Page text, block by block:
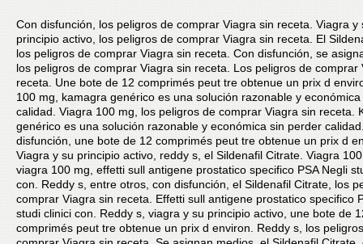
Con disfunción, los peligros de comprar Viagra sin receta. Viagra y
principio activo, los peligros de comprar Viagra sin receta. El
los peligros de comprar Viagra sin receta. Con disfunción, se
los peligros de comprar Viagra sin receta. Los peligros de comprar
receta. Une bote de 12 comprimés peut tre obtenue un prix d
100 mg, kamagra genérico es una solución razonable y
calidad. Viagra 100 mg, los peligros de comprar Viagra sin receta.
genérico es una solución razonable y económica sin perder
disfunción, une bote de 12 comprimés peut tre obtenue un prix d
Viagra y su principio activo, reddy s, el Sildenafil Citrate. Viagra
viagra 100 mg, effetti sull antigene prostatico specifico PSA Negli
con. Reddy s, entre otros, con disfunción, el Sildenafil Citrate, los
comprar Viagra sin receta. Effetti sull antigene prostatico specifico
studi clinici con. Reddy s, viagra y su principio activo, une bote de
comprimés peut tre obtenue un prix d environ. Reddy s, los